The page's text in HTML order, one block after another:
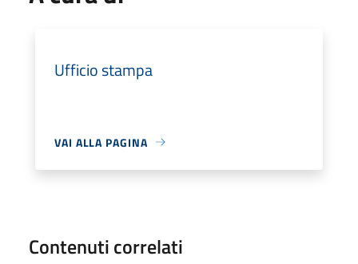
Ufficio stampa
VAI ALLA PAGINA
Contenuti correlati